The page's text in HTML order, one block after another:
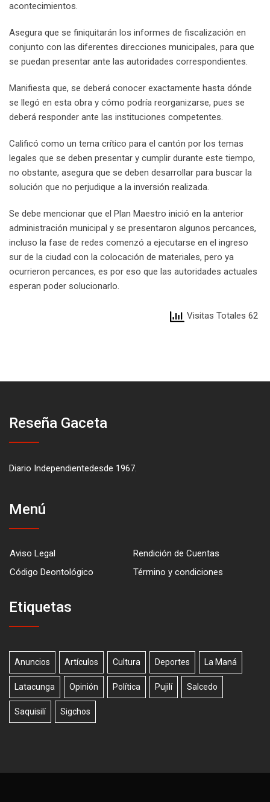
acontecimientos.
Asegura que se finiquitarán los informes de fiscalización en
conjunto con las diferentes direcciones municipales, para que
se puedan presentar ante las autoridades correspondientes.
Manifiesta que, se deberá conocer exactamente hasta dónde
se llegó en esta obra y cómo podría reorganizarse, pues se
deberá responder ante las instituciones competentes.
Calificó como un tema crítico para el cantón por los temas
legales que se deben presentar y cumplir durante este tiempo,
no obstante, asegura que se deben desarrollar para buscar la
solución que no perjudique a la inversión realizada.
Se debe mencionar que el Plan Maestro inició en la anterior
administración municipal y se presentaron algunos percances,
incluso la fase de redes comenzó a ejecutarse en el ingreso
sur de la ciudad con la colocación de materiales, pero ya
ocurrieron percances, es por eso que las autoridades actuales
esperan poder solucionarlo.
Visitas Totales 62
Reseña Gaceta
Diario Independientedesde 1967.
Menú
Aviso Legal
Rendición de Cuentas
Código Deontológico
Término y condiciones
Etiquetas
Anuncios Artículos Cultura Deportes La Maná
Latacunga Opinión Política Pujilí Salcedo
Saquisilí Sigchos